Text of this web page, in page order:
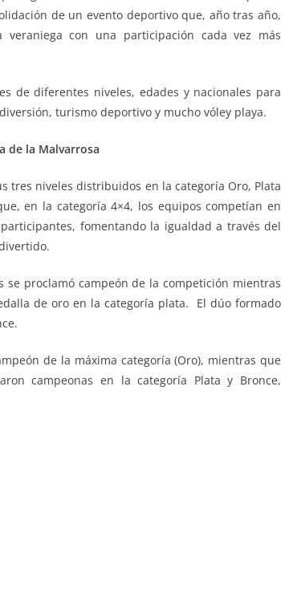
de un evento deportivo que, año tras año,
con una participación cada vez más
de diferentes niveles, edades y nacionales para
turismo deportivo y mucho vóley playa.
de la Malvarrosa
tres niveles distribuidos en la categoría Oro, Plata
en la categoría 4×4, los equipos competían en
fomentando la igualdad a través del
se proclamó campeón de la competición mientras
de oro en la categoría plata. El dúo formado
de la máxima categoría (Oro), mientras que
campeonas en la categoría Plata y Bronce,